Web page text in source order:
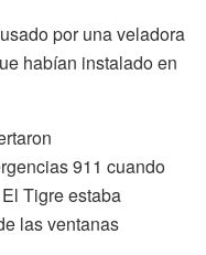
por una veladora
habían instalado en
911 cuando
Tigre estaba
las ventanas